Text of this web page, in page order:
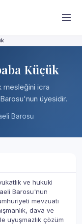
Küçük
mesleğini icra
üyesidir.
Barosu
ve hukuki
Barosu'nun
mevzuatı
dava ve
uyuşmazlık çözüm